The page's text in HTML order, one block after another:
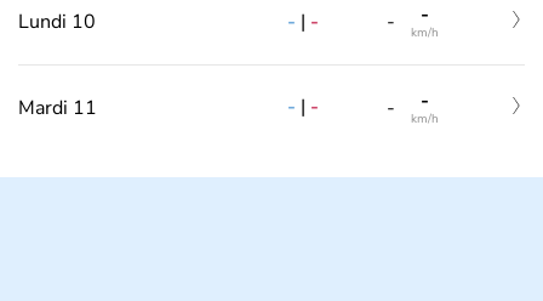
Lundi 10 - | - - -
km/h
Mardi 11 - | - - -
km/h